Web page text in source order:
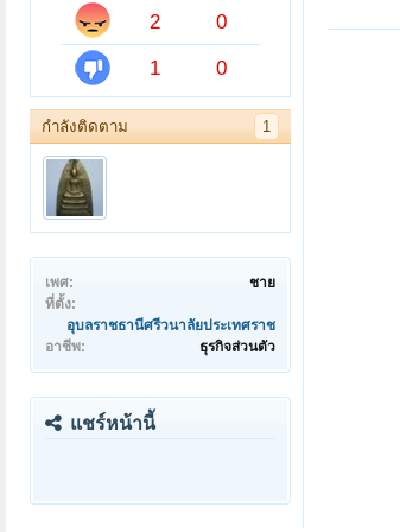
2
0
1
0
กำลังติดตาม 1
เพศ:
ชาย
ที่ตั้ง:
อุบลราชธานีศรีวนาลัยประเทศราช
อาชีพ:
ธุรกิจส่วนตัว
แชร์หน้านี้